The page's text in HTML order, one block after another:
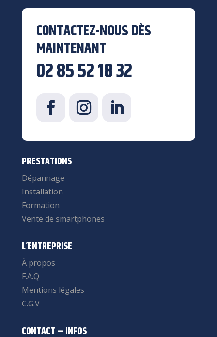
CONTACTEZ-NOUS DÈS
MAINTENANT
02 85 52 18 32
PRESTATIONS
Dépannage
Installation
Formation
Vente de smartphones
L’ENTREPRISE
À propos
F.A.Q
Mentions légales
C.G.V
CONTACT – INFOS